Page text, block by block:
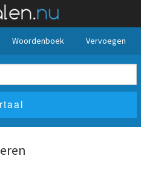
Woordenboek Vervoegen